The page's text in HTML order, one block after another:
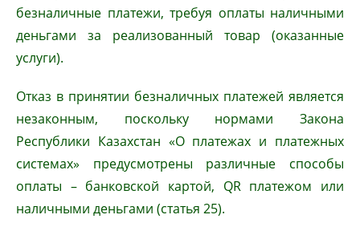
безналичные платежи, требуя оплаты наличными
деньгами за реализованный товар (оказанные
услуги).
Отказ в принятии безналичных платежей является
незаконным, поскольку нормами Закона
Республики Казахстан «О платежах и платежных
системах» предусмотрены различные способы
оплаты – банковской картой, QR платежом или
наличными деньгами (статья 25).